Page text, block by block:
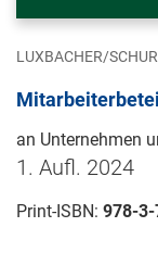
LUXBACHER/
an Unternehmen
1. Aufl. 2024
Print-ISBN: 978-